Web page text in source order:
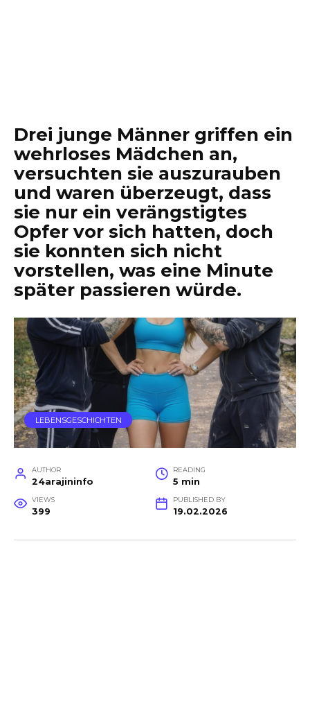
Drei junge Männer griffen ein
wehrloses Mädchen an,
versuchten sie auszurauben
und waren überzeugt, dass
sie nur ein verängstigtes
Opfer vor sich hatten, doch
sie konnten sich nicht
vorstellen, was eine Minute
später passieren würde.
LEBENSGESCHICHTEN
AUTHOR
24arajininfo
READING
5 min
VIEWS
399
PUBLISHED BY
19.02.2026